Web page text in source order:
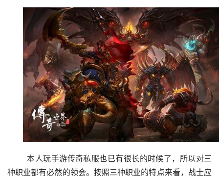
	本人玩手游传奇私服也已有很长的时候了，所以对三
种职业都有必然的领会。按照三种职业的特点来看，战士应